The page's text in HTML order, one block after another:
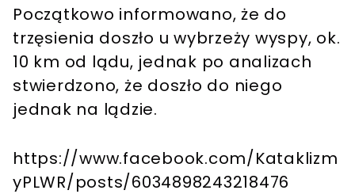
Początkowo informowano, że do
trzęsienia doszło u wybrzeży wyspy, ok.
10 km od lądu, jednak po analizach
stwierdzono, że doszło do niego
jednak na lądzie.
https://www.facebook.com/Kataklizm
yPLWR/posts/6034898243218476